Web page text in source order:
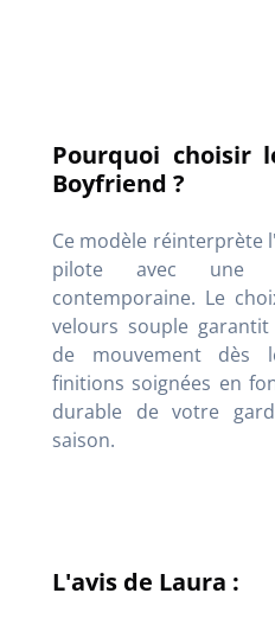
Pourquoi choisir
Boyfriend ?
Ce modèle réinterprète
pilote avec une
contemporaine. Le
velours souple
de mouvement dès
finitions soignées en
durable de votre
saison.
L'avis de Laura :